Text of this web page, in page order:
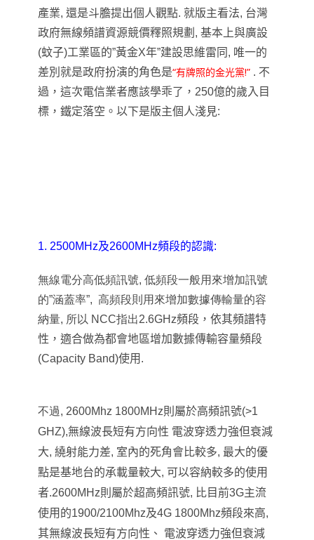
產業, 還是斗膽提出個人觀點. 就版主看法, 台灣
政府無線頻譜資源競價釋照規劃, 基本上與廣設
(蚊子)工業區的”黃金X年”建設思維雷同, 唯一的
差別就是政府扮演的角色是“有牌照的金光黨!” . 不
過，這次電信業者應該學乖了，250億的歲入目
標，鐵定落空。以下是版主個人淺見:
1. 2500MHz及2600MHz頻段的認識:
無線電分高低頻訊號, 低頻段一般用來增加訊號
的”涵蓋率”, 高頻段則用來增加數據傳輸量的容
納量, 所以 NCC指出2.6GHz頻段，依其頻譜特
性，適合做為都會地區增加數據傳輸容量頻段
(Capacity Band)使用.
不過, 2600Mhz 1800MHz則屬於高頻訊號(>1
GHZ),無線波長短有方向性 電波穿透力強但衰減
大, 繞射能力差, 室內的死角會比較多, 最大的優
點是基地台的承載量較大, 可以容納較多的使用
者.2600MHz則屬於超高頻訊號, 比目前3G主流
使用的1900/2100Mhz及4G 1800Mhz頻段來高,
其無線波長短有方向性 、
電波穿透力強但衰減